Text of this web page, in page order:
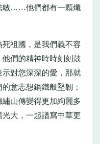
敏……他們都有一顆熾
祖國，是我們義不容
們的精神時時刻刻鼓
對您深深的愛，那就
意志想鋼鐵般堅韌；
山傳變得更加絢麗多
大，一起譜寫中華更